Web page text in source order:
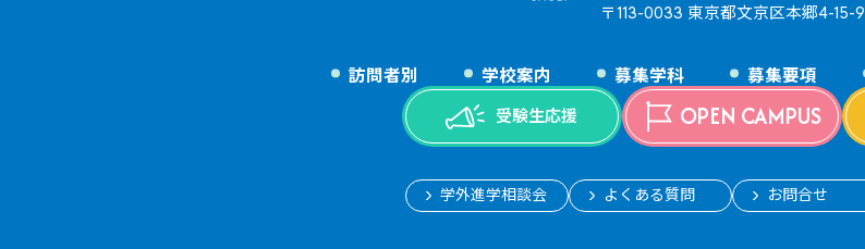
〒113-0033 東京都⽂京区本郷4-15-9
訪問者別 学校案内 募集学科 募集要項
受験生応援 OPEN CAMPUS
学外進学相談会 よくある質問 お問合せ